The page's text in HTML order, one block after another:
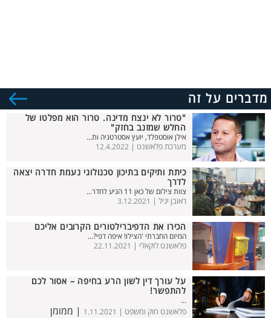
מדברים על זה
"טרור לא ינצח מדינה. טרור הוא מפלטו של
החלש שמזנב בחזק"
אילן אוסטפלד, יועץ אסטרטגיה ות...
מערכת פלאשנט | 12.4.2022
כיתת ותיקים בתיכון טכנולוגי נעמת חדרה יצאה
לדרך
צוות צילום של כאן 11 הגיע לחדר...
ראובן יגיל | 3.12.2021
הכירו את הדפיברילטורים הקרובים אליכם
המיזם החברתי 'הצילו! איפה דפי?...
פלאשנט לוקאלי | 22.11.2021
על עורך דין לשון הרע בחיפה – אסור לכם
להתפשר!
...
פלאשנט חוק ומשפט | 1.11.2021 | ממומן